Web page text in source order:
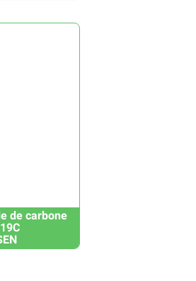
de carbone